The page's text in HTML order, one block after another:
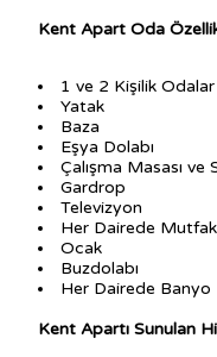
Kent Apart Oda
1 ve 2 Kişilik Odalar
Yatak
Baza
Eşya Dolabı
Çalışma Masası ve
Gardrop
Televizyon
Her Dairede Mutfak
Ocak
Buzdolabı
Her Dairede Banyo
Kent Apartı Sunulan